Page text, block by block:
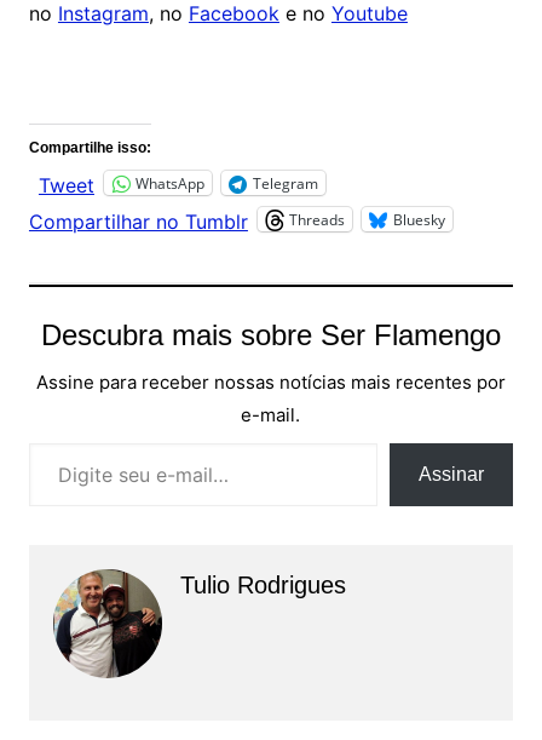
no Instagram, no Facebooke no Youtube
Compartilhe isso:
Tweet WhatsApp Telegram
Compartilhar no Tumblr Threads Bluesky
Descubra mais sobre Ser Flamengo
Assine para receber nossas notícias mais recentes por
e-mail.
Assinar
Tulio Rodrigues